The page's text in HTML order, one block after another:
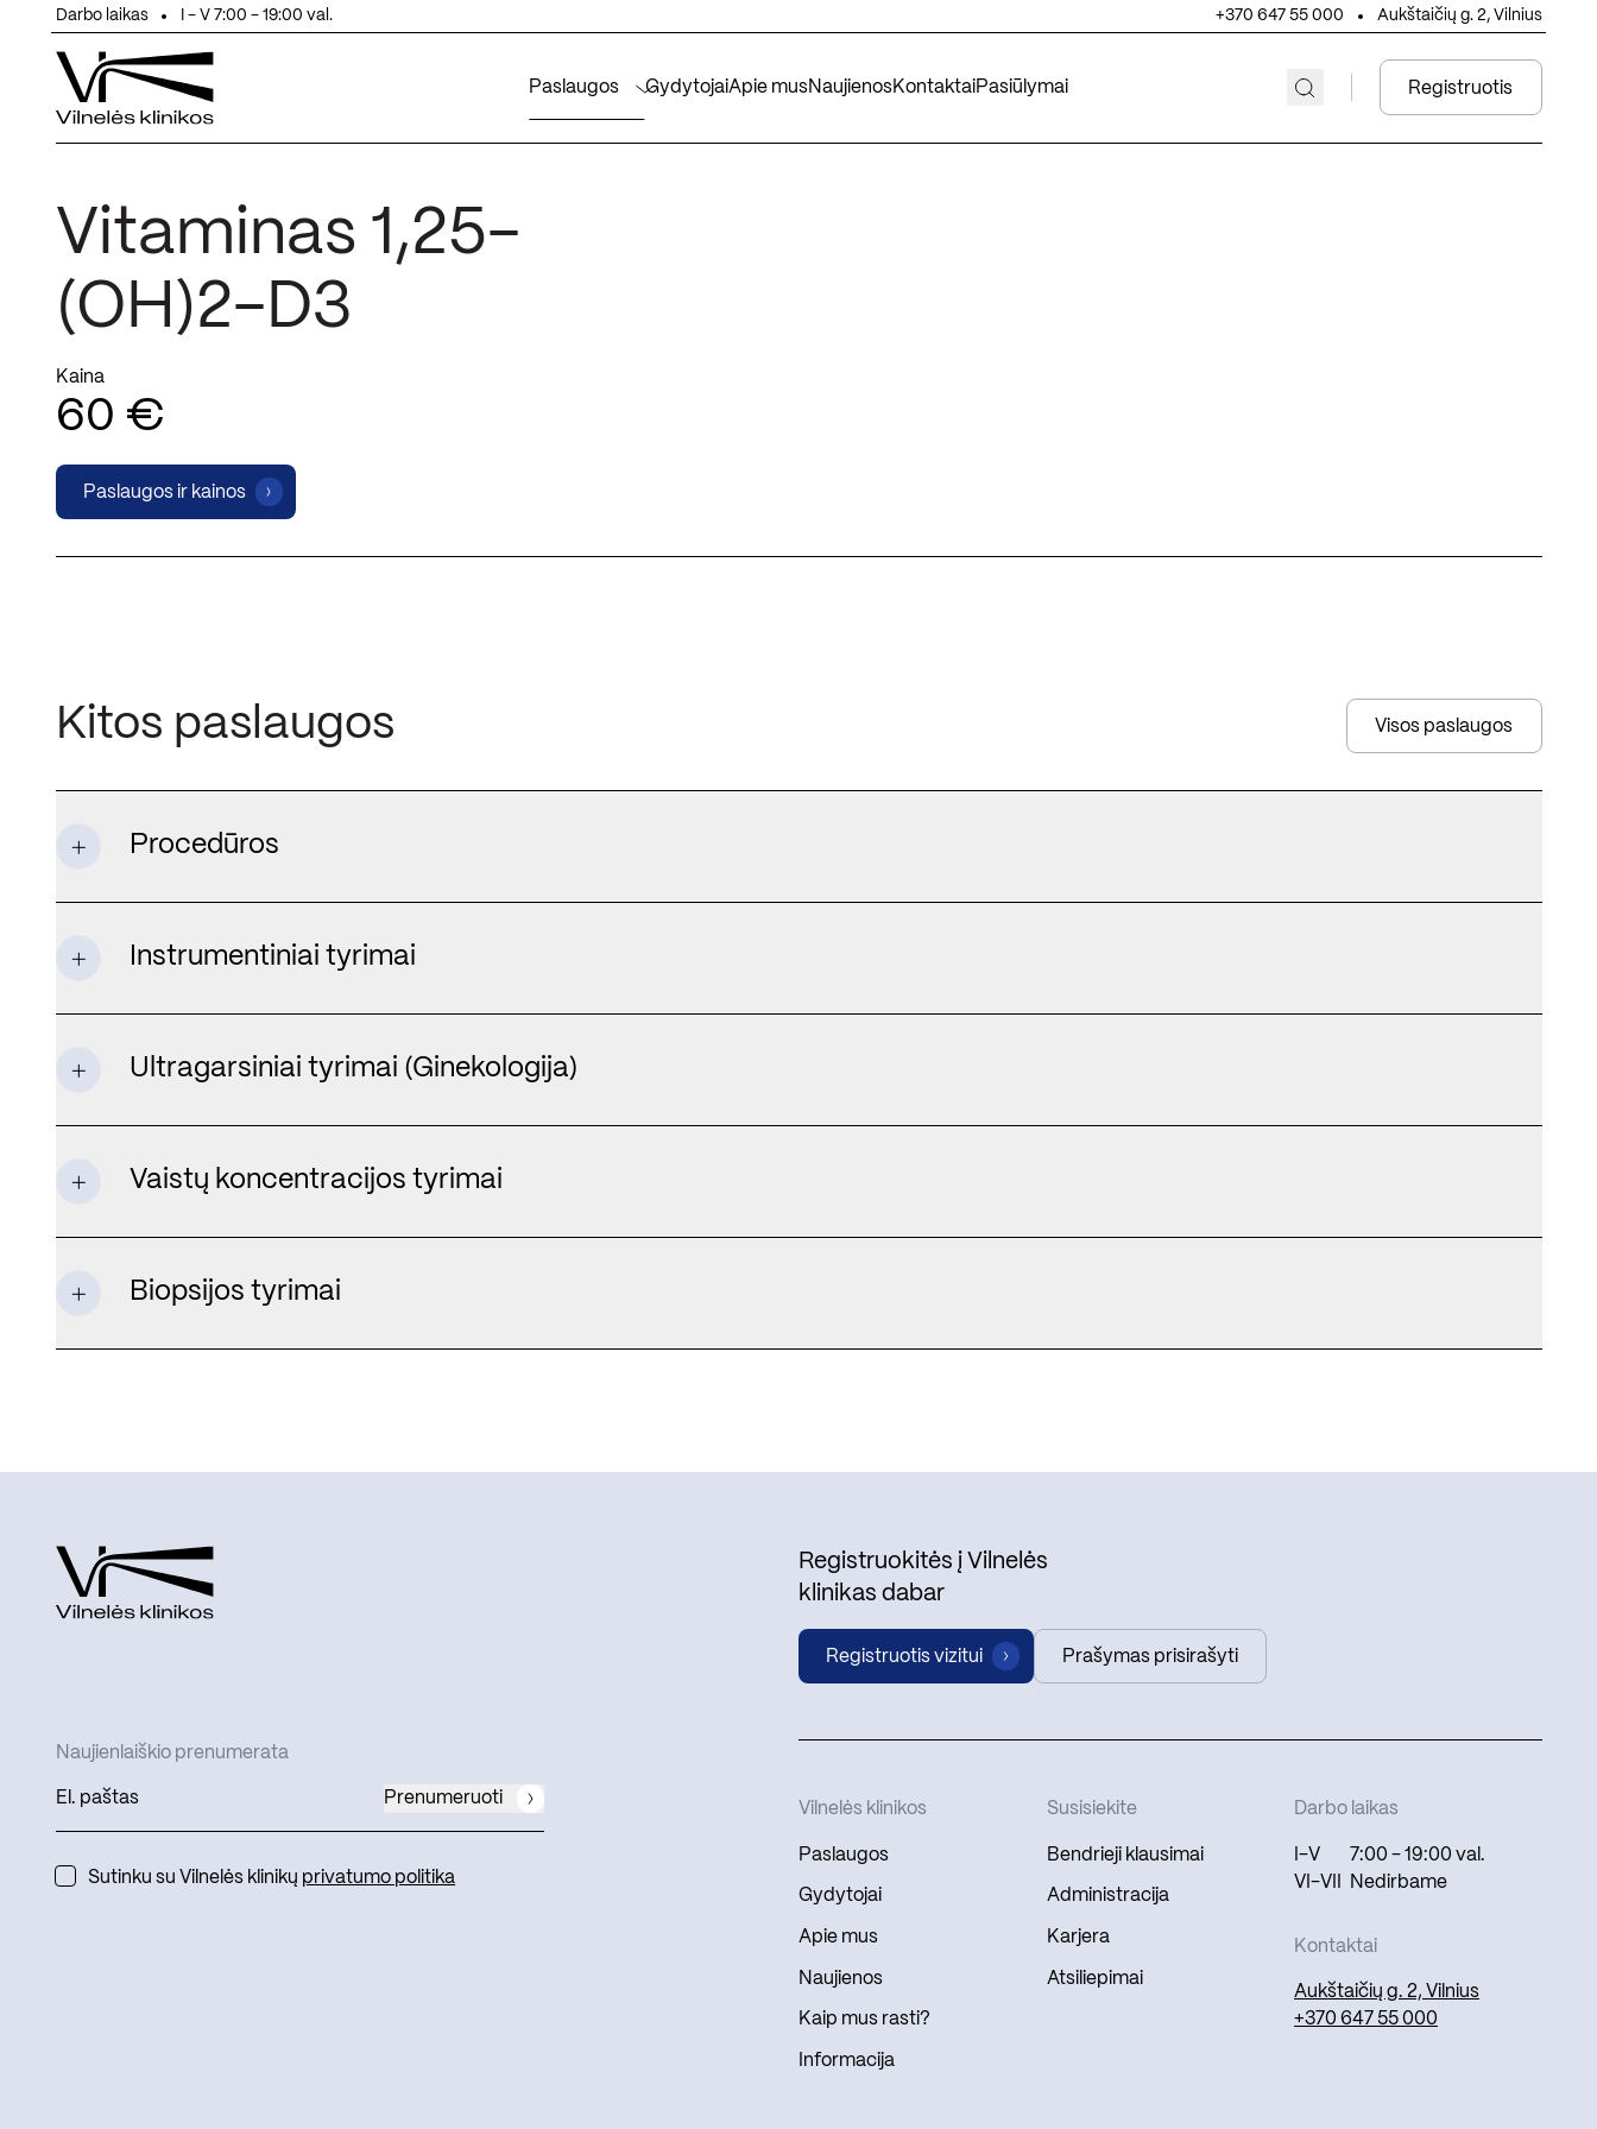
Eiti prie turinio
Darbo laikas I - V 7:00 - 19:00 val. +370 647 55 000 Aukštaičių g. 2, Vilnius
Paslaugos GydytojaiApie musNaujienosKontaktaiPasiūlymai Registruotis
Vitaminas 1,25-
(OH)2-D3
Kaina
60 €
Paslaugos ir kainos
Kitos paslaugos Visos paslaugos
Procedūros
Instrumentiniai tyrimai
Ultragarsiniai tyrimai (Ginekologija)
Vaistų koncentracijos tyrimai
Biopsijos tyrimai
Registruokitės į Vilnelės
klinikas dabar
Registruotis vizitui Prašymas prisirašyti
Naujienlaiškio prenumerata
Prenumeruoti
Sutinku su Vilnelės klinikų privatumo politika
Vilnelės klinikos
Paslaugos
Gydytojai
Apie mus
Naujienos
Kaip mus rasti?
Informacija
Susisiekite
Bendrieji klausimai
Administracija
Karjera
Atsiliepimai
Darbo laikas
I-V
7:00 - 19:00 val.
VI-VII
Nedirbame
Kontaktai
Aukštaičių g. 2, Vilnius
+370 647 55 000